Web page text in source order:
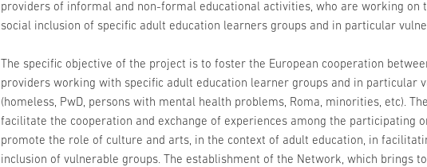
providers of informal and non-formal educational activities, who are working on
social inclusion of specific adult education learners groups and in particular
The specific objective of the project is to foster the European cooperation
providers working with specific adult education learner groups and in particular
(homeless, PwD, persons with mental health problems, Roma, minorities, etc).
facilitate the cooperation and exchange of experiences among the participating
promote the role of culture and arts, in the context of adult education, in
inclusion of vulnerable groups. The establishment of the Network, which brings